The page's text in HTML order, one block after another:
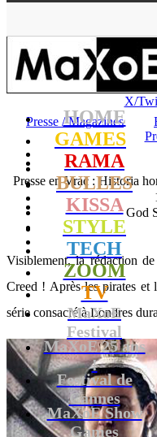
HOME
GAMES
RAMA
BULLES
KISSA
STYLE
TECH
ZOOM
TV
MaXoE
Festival
MaXoE 25 ans
!
Festival de
Cannes
MaXoE Show
Games
Vrac : Historia hors-série
X/
Presse / Magazines
Presse en Vrac : Historia
God
Visiblement, la rédaction
Creed ! Après les pirates
série consacré à Londres